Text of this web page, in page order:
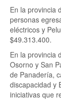
En la provincia
personas
eléctricos y
$49.313.400.
En la provincia
Osorno y San
de Panadería,
discapacidad y
iniciativas que